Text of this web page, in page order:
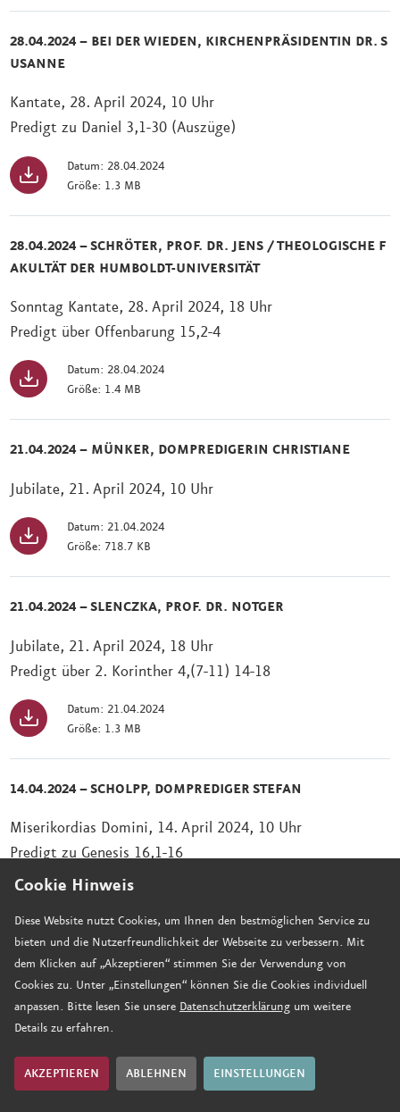
Cookie Hinweis
Diese Website nutzt Cookies, um Ihnen den bestmöglichen Service zu
bieten und die Nutzerfreundlichkeit der Webseite zu verbessern. Mit
dem Klicken auf „Akzeptieren“ stimmen Sie der Verwendung von
Cookies zu. Unter „Einstellungen“ können Sie die Cookies individuell
anpassen. Bitte lesen Sie unsere Datenschutzerklärung um weitere
Details zu erfahren.
AKZEPTIEREN ABLEHNEN EINSTELLUNGEN
28.04.2024 – BEI DER WIEDEN, KIRCHENPRÄSIDENTIN DR. S
USANNE
Kantate, 28. April 2024, 10 Uhr
Predigt zu Daniel 3,1-30 (Auszüge)
Datum: 28.04.2024
Größe: 1.3 MB
28.04.2024 – SCHRÖTER, PROF. DR. JENS / THEOLOGISCHE F
AKULTÄT DER HUMBOLDT-UNIVERSITÄT
Sonntag Kantate, 28. April 2024, 18 Uhr
Predigt über Offenbarung 15,2-4
Datum: 28.04.2024
Größe: 1.4 MB
21.04.2024 – MÜNKER, DOMPREDIGERIN CHRISTIANE
Jubilate, 21. April 2024, 10 Uhr
Datum: 21.04.2024
Größe: 718.7 KB
21.04.2024 – SLENCZKA, PROF. DR. NOTGER
Jubilate, 21. April 2024, 18 Uhr
Predigt über 2. Korinther 4,(7-11) 14-18
Datum: 21.04.2024
Größe: 1.3 MB
14.04.2024 – SCHOLPP, DOMPREDIGER STEFAN
Miserikordias Domini, 14. April 2024, 10 Uhr
Predigt zu Genesis 16,1-16
Datum: 14.04.2024
07.04.2024 – WÜST, KIRCHENPRÄSIDENTIN DOROTHEE / EV
ANGELISCHE KIRCHE DER PFALZ
Quasimodogeniti, 07. April 2024, 10 Uhr
Predigt zu Johannes 20, 19-20.24-29